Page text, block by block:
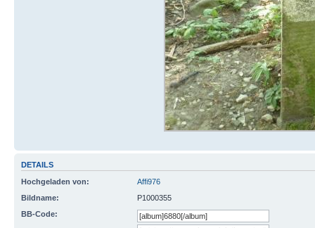
DETAILS
Hochgeladen von:
Affi976
Bildname:
P1000355
BB-Code: